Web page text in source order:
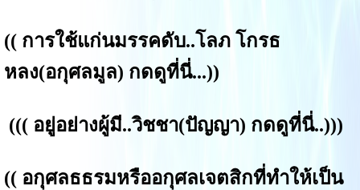
(( การใช้แก่นมรรคดับ..โลภ โกรธ
หลง(อกุศลมูล) กดดูที่นี่...))
((( อยู่อย่างผู้มี..วิชชา(ปัญญา) กดดูที่นี่..)))
(( อกุศลธธรมหรืออกุศลเจตสิกที่ทำให้เป็น